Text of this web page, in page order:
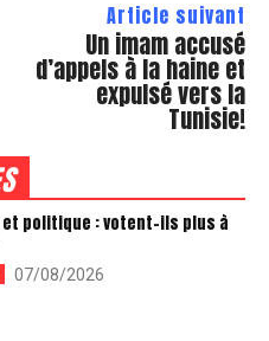
Article suivant
Un imam accusé
d’appels à la haine et
expulsé vers la
Tunisie!
et politique : votent-ils plus à
07/08/2026